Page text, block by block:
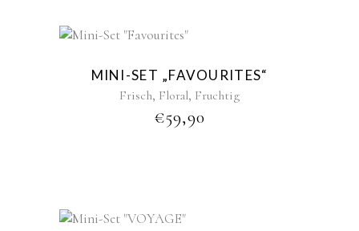
MINI-SET „FAVOURITES“
Frisch, Floral, Fruchtig
€59,90